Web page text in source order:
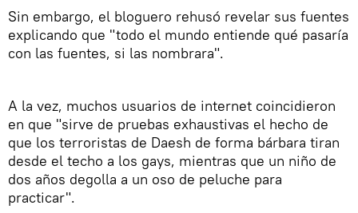
Sin embargo, el bloguero rehusó revelar sus fuentes
explicando que "todo el mundo entiende qué pasaría
con las fuentes, si las nombrara".
A la vez, muchos usuarios de internet coincidieron
en que "sirve de pruebas exhaustivas el hecho de
que los terroristas de Daesh de forma bárbara tiran
desde el techo a los gays, mientras que un niño de
dos años degolla a un oso de peluche para
practicar".